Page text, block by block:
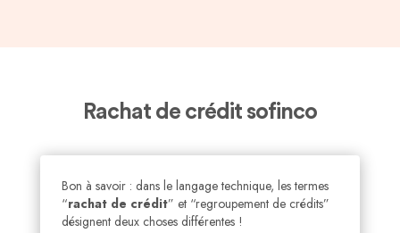
Rachat de crédit sofinco
Bon à savoir : dans le langage technique, les termes
“rachat de crédit” et “regroupement de crédits”
désignent deux choses différentes !